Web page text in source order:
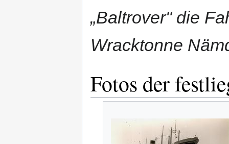
„Baltrover" die
Wracktonne
Fotos der